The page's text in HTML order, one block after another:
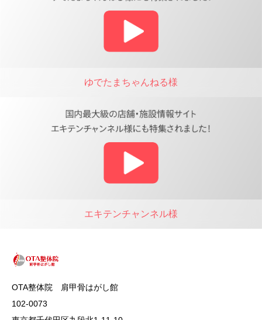
ゆでたまちゃんねる様
エキテンチャンネル様
OTA整体院 肩甲骨はがし館
102-0073